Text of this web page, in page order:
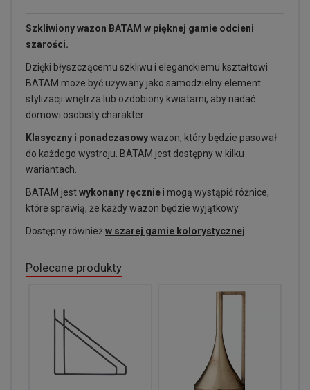
Szkliwiony wazon BATAM w pięknej gamie odcieni
szarości.
Dzięki błyszczącemu szkliwu i eleganckiemu kształtowi
BATAM może być używany jako samodzielny element
stylizacji wnętrza lub ozdobiony kwiatami, aby nadać
domowi osobisty charakter.
Klasyczny i ponadczasowywazon, który będzie pasował
do każdego wystroju. BATAM jest dostępny w kilku
wariantach.
BATAM jestwykonany ręcznie i mogą wystąpić różnice,
które sprawią, że każdy wazon będzie wyjątkowy.
Dostępny również w szarej gamie kolorystycznej
Polecane produkty